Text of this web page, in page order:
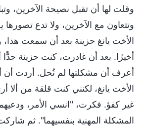
وقلت لها أن تقبل نصيحة الآخرين،
وتتعاون مع الآخرين، ولا تدع
الأخت يانغ حزينة بعد أن سمعت
أخيرًا. بعد أن غادرت، كنت حزينة جدًّا
أعرف أن مشكلتها لم تُحل. أردت أن
الأخت يانغ، لكنني كنت قلقة من ألا
غير كفؤ. فكرت، "انسي الأمر،
المشكلة المهنية بنفسيهما". ثم